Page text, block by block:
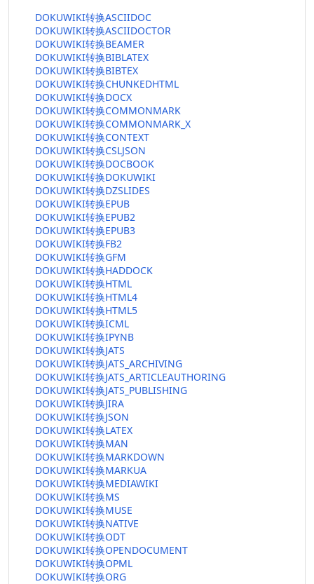
DOKUWIKI转换ASCIIDOC
DOKUWIKI转换ASCIIDOCTOR
DOKUWIKI转换BEAMER
DOKUWIKI转换BIBLATEX
DOKUWIKI转换BIBTEX
DOKUWIKI转换CHUNKEDHTML
DOKUWIKI转换DOCX
DOKUWIKI转换COMMONMARK
DOKUWIKI转换COMMONMARK_X
DOKUWIKI转换CONTEXT
DOKUWIKI转换CSLJSON
DOKUWIKI转换DOCBOOK
DOKUWIKI转换DOKUWIKI
DOKUWIKI转换DZSLIDES
DOKUWIKI转换EPUB
DOKUWIKI转换EPUB2
DOKUWIKI转换EPUB3
DOKUWIKI转换FB2
DOKUWIKI转换GFM
DOKUWIKI转换HADDOCK
DOKUWIKI转换HTML
DOKUWIKI转换HTML4
DOKUWIKI转换HTML5
DOKUWIKI转换ICML
DOKUWIKI转换IPYNB
DOKUWIKI转换JATS
DOKUWIKI转换JATS_ARCHIVING
DOKUWIKI转换JATS_ARTICLEAUTHORING
DOKUWIKI转换JATS_PUBLISHING
DOKUWIKI转换JIRA
DOKUWIKI转换JSON
DOKUWIKI转换LATEX
DOKUWIKI转换MAN
DOKUWIKI转换MARKDOWN
DOKUWIKI转换MARKUA
DOKUWIKI转换MEDIAWIKI
DOKUWIKI转换MS
DOKUWIKI转换MUSE
DOKUWIKI转换NATIVE
DOKUWIKI转换ODT
DOKUWIKI转换OPENDOCUMENT
DOKUWIKI转换OPML
DOKUWIKI转换ORG